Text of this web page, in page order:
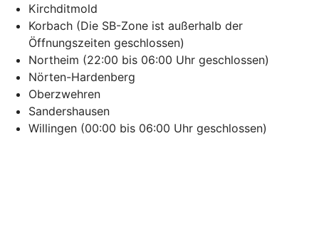
Kirchditmold
Korbach (Die SB-Zone ist außerhalb der
Öffnungszeiten geschlossen)
Northeim (22:00 bis 06:00 Uhr geschlossen)
Nörten-Hardenberg
Oberzwehren
Sandershausen
Willingen (00:00 bis 06:00 Uhr geschlossen)